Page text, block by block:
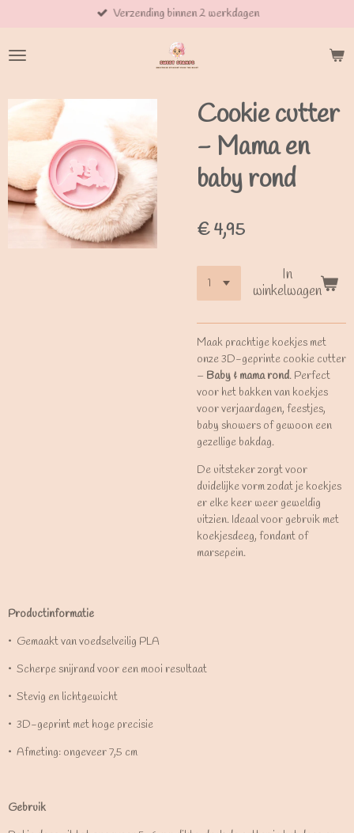
naar
de
Verzending binnen 2 werkdagen
Cookie cutter
- Mama en
baby rond
€ 4,95
In
winkelwagen
Maak prachtige koekjes met
onze 3D-geprinte cookie cutter
– Baby & mama rond. Perfect
voor het bakken van koekjes
voor verjaardagen, feestjes,
baby showers of gewoon een
gezellige bakdag.
De uitsteker zorgt voor
duidelijke vorm zodat je koekjes
er elke keer weer geweldig
uitzien. Ideaal voor gebruik met
koekjesdeeg, fondant of
marsepein.
Productinformatie
•⁠ ⁠Gemaakt van voedselveilig PLA
•⁠ ⁠Scherpe snijrand voor een mooi resultaat
•⁠ ⁠Stevig en lichtgewicht
•⁠ ⁠3D-geprint met hoge precisie
•⁠ ⁠Afmeting: ongeveer 7,5 cm
Gebruik